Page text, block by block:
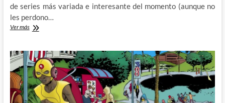
de series más variada e interesante del momento (aunque no
les perdono…
Ver másWidow’s
Cuando
el
terror
y
el
humor